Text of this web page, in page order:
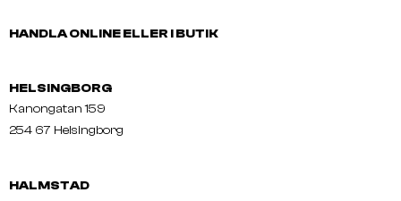
HANDLA ONLINE ELLER I BUTIK
HELSINGBORG
Kanongatan 159
254 67 Helsingborg
HALMSTAD